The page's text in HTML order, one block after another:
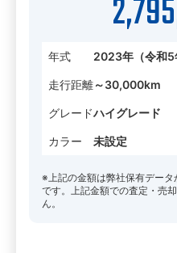
年式 2023年（令和5
走行距離～30,000km
グレードハイグレード
カラー 未設定
※上記の金額は弊社保有デー
です。上記金額での査定・売
ん。